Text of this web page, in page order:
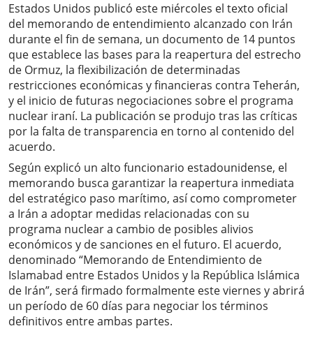
Estados Unidos publicó este miércoles el texto oficial
del memorando de entendimiento alcanzado con Irán
durante el fin de semana, un documento de 14 puntos
que establece las bases para la reapertura del estrecho
de Ormuz, la flexibilización de determinadas
restricciones económicas y financieras contra Teherán,
y el inicio de futuras negociaciones sobre el programa
nuclear iraní. La publicación se produjo tras las críticas
por la falta de transparencia en torno al contenido del
acuerdo.
Según explicó un alto funcionario estadounidense, el
memorando busca garantizar la reapertura inmediata
del estratégico paso marítimo, así como comprometer
a Irán a adoptar medidas relacionadas con su
programa nuclear a cambio de posibles alivios
económicos y de sanciones en el futuro. El acuerdo,
denominado “Memorando de Entendimiento de
Islamabad entre Estados Unidos y la República Islámica
de Irán”, será firmado formalmente este viernes y abrirá
un período de 60 días para negociar los términos
definitivos entre ambas partes.